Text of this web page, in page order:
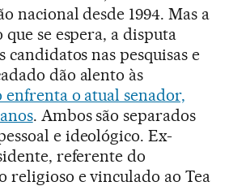
nacional desde 1994. Mas a
se espera, a disputa
nas pesquisas e
dão alento às
enfrenta o atual senador,
. Ambos são separados
e ideológico. Ex-
referente do
religioso e vinculado ao Tea